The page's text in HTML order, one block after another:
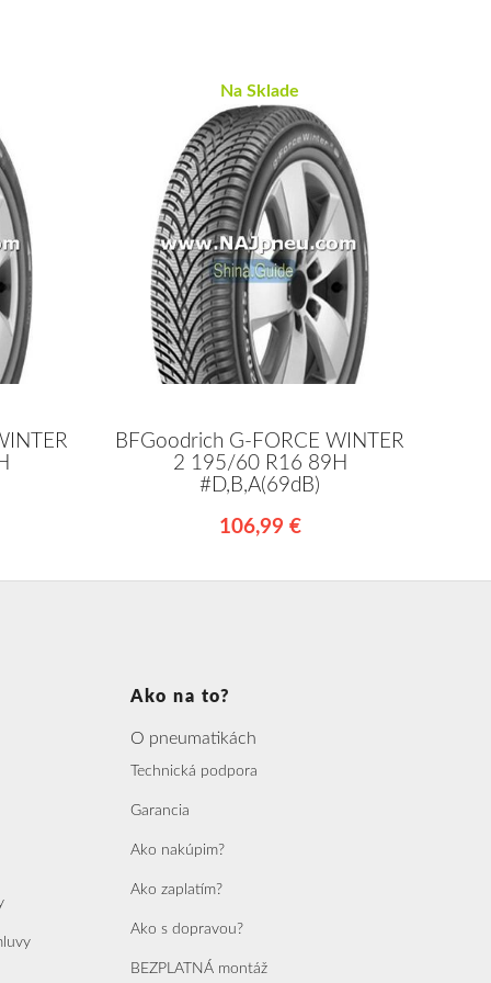
Na Sklade
BFGoodrich G-FORCE WINTER
2 195/60 R16 89H
#D,B,A(69dB)
106,99 €
Ako na to?
O pneumatikách
Technická podpora
Garancia
Ako nakúpim?
Ako zaplatím?
Ako s dopravou?
BEZPLATNÁ montáž